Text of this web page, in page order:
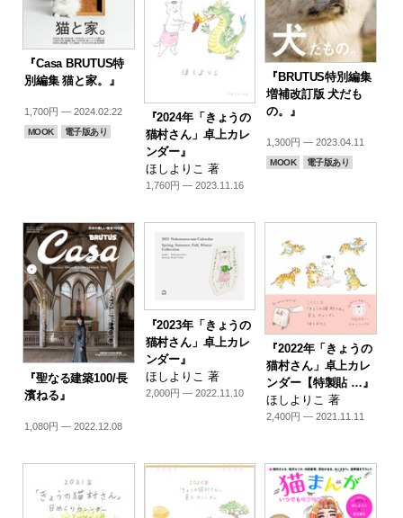
『Casa BRUTUS特
別編集 猫と家。』
1,700円 — 2024.02.22
MOOK 電子版あり
『2024年「きょうの
猫村さん」卓上カレ
ンダー』
ほしよりこ 著
1,760円 — 2023.11.16
『BRUTUS特別編集
増補改訂版 犬だも
の。』
1,300円 — 2023.04.11
MOOK 電子版あり
『聖なる建築100/長
濱ねる』
1,080円 — 2022.12.08
『2023年「きょうの
猫村さん」卓上カレ
ンダー』
ほしよりこ 著
2,000円 — 2022.11.10
『2022年「きょうの
猫村さん」卓上カレ
ンダー【特製貼 …』
ほしよりこ 著
2,400円 — 2021.11.11